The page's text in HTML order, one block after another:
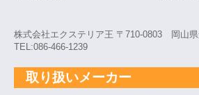
株式会社エクステリア王 〒710-0803 岡山
TEL:086-466-1239
取り扱いメーカー